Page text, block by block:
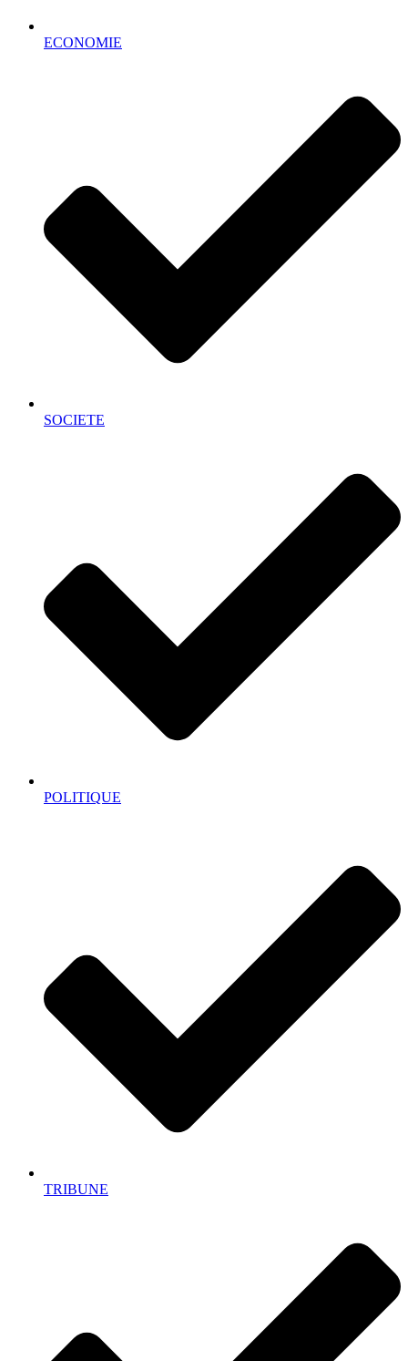
ECONOMIE
SOCIETE
POLITIQUE
TRIBUNE